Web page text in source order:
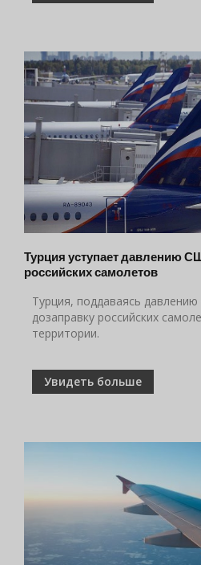
Турция уступает давлению
российских самолетов
Турция, поддаваясь
дозаправку российских
территории.
Увидеть больше